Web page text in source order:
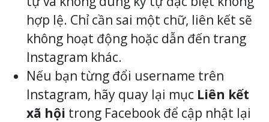
hợp lệ. Chỉ cần sai một chữ, liên kết sẽ
không hoạt động hoặc dẫn đến trang
Instagram khác.
Nếu bạn từng đổi username trên
Instagram, hãy quay lại mục Liên kết
xã hội trong Facebook để cập nhật lại